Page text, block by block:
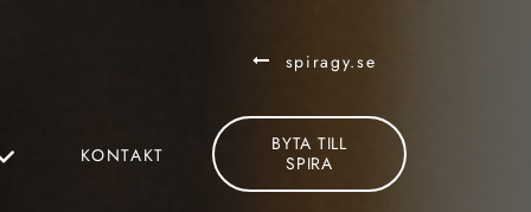
spiragy.se
KONTAKT
BYTA TILL
SPIRA